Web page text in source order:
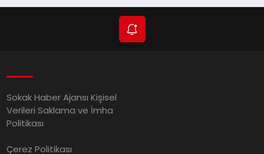
Sokak Haber Ajansı Kişisel
Verileri Saklama ve İmha
Politikası
Çerez Politikası